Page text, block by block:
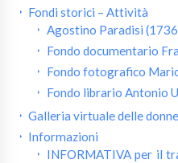
Fondi storici – Attività
Agostino Paradisi
Fondo documentario
Fondo fotografico
Fondo librario Antonio
Galleria virtuale delle
Informazioni
INFORMATIVA per il